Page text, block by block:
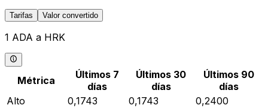
Tarifas Valor convertido
1 ADA a HRK
Métrica
Últimos 7
días
Últimos 30
días
Últimos 90
días
Alto
0,1743 0,1743
0,2400